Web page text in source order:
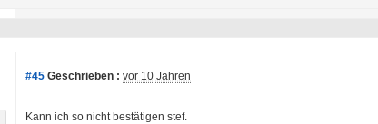
#45 Geschrieben : vor 10 Jahren
Kann ich so nicht bestätigen stef.